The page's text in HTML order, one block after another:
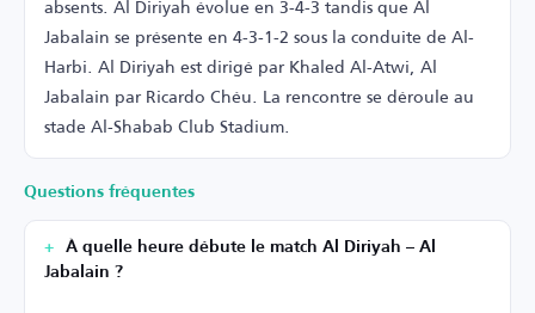
Jabalain se présente en 4-3-1-2 sous la conduite de Al-
Harbi. Al Diriyah est dirigé par Khaled Al-Atwi, Al
Jabalain par Ricardo Chéu. La rencontre se déroule au
stade Al-Shabab Club Stadium.
Questions fréquentes
À quelle heure débute le match Al Diriyah – Al
Jabalain ?